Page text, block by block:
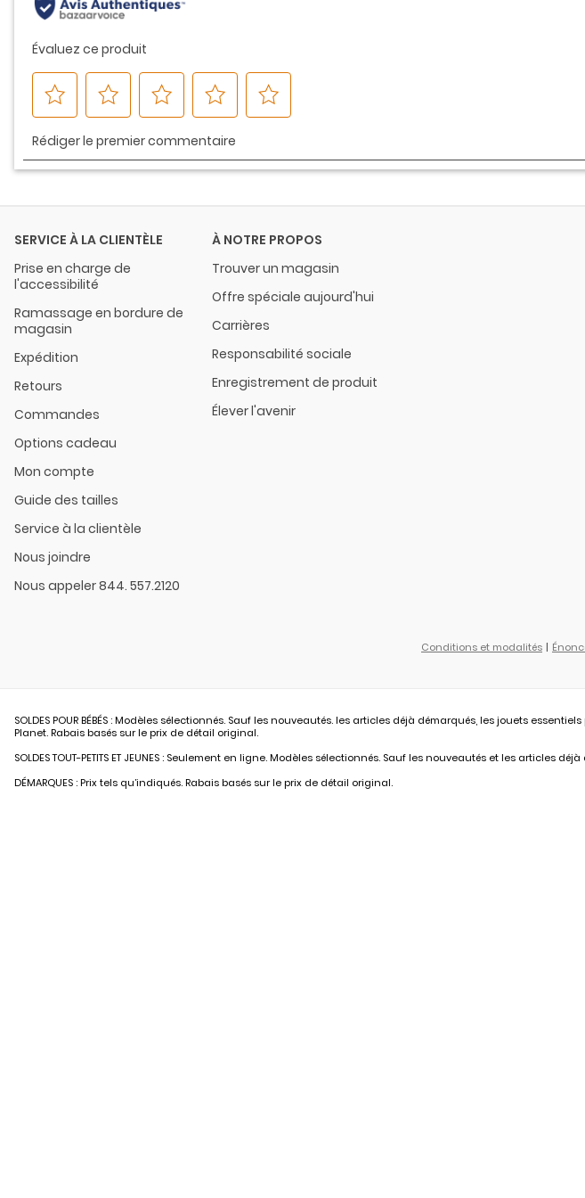
SERVICE À LA CLIENTÈLE
Prise en charge de
l'accessibilité
Ramassage en bordure de
magasin
Expédition
Retours
Commandes
Options cadeau
Mon compte
Guide des tailles
Service à la clientèle
Nous joindre
Nous appeler 844. 557.2120
À NOTRE PROPOS
Trouver un magasin
Offre spéciale aujourd'hui
Carrières
Responsabilité sociale
Enregistrement de produit
Élever l'avenir
Conditions et modalités
SOLDES POUR BÉBÉS : Modèles sélectionnés. Sauf les nouveautés. les articles déjà démarqués, les jouets
Planet. Rabais basés sur le prix de détail original.
SOLDES TOUT-PETITS ET JEUNES : Seulement en ligne. Modèles sélectionnés. Sauf les nouveautés et les articles
DÉMARQUES : Prix tels qu’indiqués. Rabais basés sur le prix de détail original.